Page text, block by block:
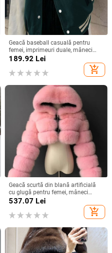
Geacă baseball casuală pentru
femei, imprimeuri duale, mâneci
lungi, guler rotund, țesătură milk
silk poliester, compoziție 95%+
poliester, toamnă 2024.
189.92 Lei
add_shopping_cart
Geacă scurtă din blană artificială
cu glugă pentru femei, mâneci
lungi, primăvara 2025
537.07 Lei
add_shopping_cart